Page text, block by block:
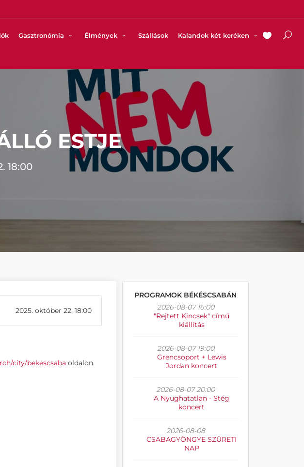
Gasztronómia Élmények Szállások Kalandok két keréken
ESTJE
18:00
2025. október 22. 18:00
city/bekescsaba oldalon.
PROGRAMOK BÉKÉSCSABÁN
2026-08-07 16:00
"Rejtett Kincsek" című
kiállítás
2026-08-07 19:00
Grencsoport + Lewis
Jordan koncert
2026-08-07 20:00
A Nyughatatlan - Stég
koncert
2026-08-08
CSABAGYÖNGYE SZÜRETI
NAP